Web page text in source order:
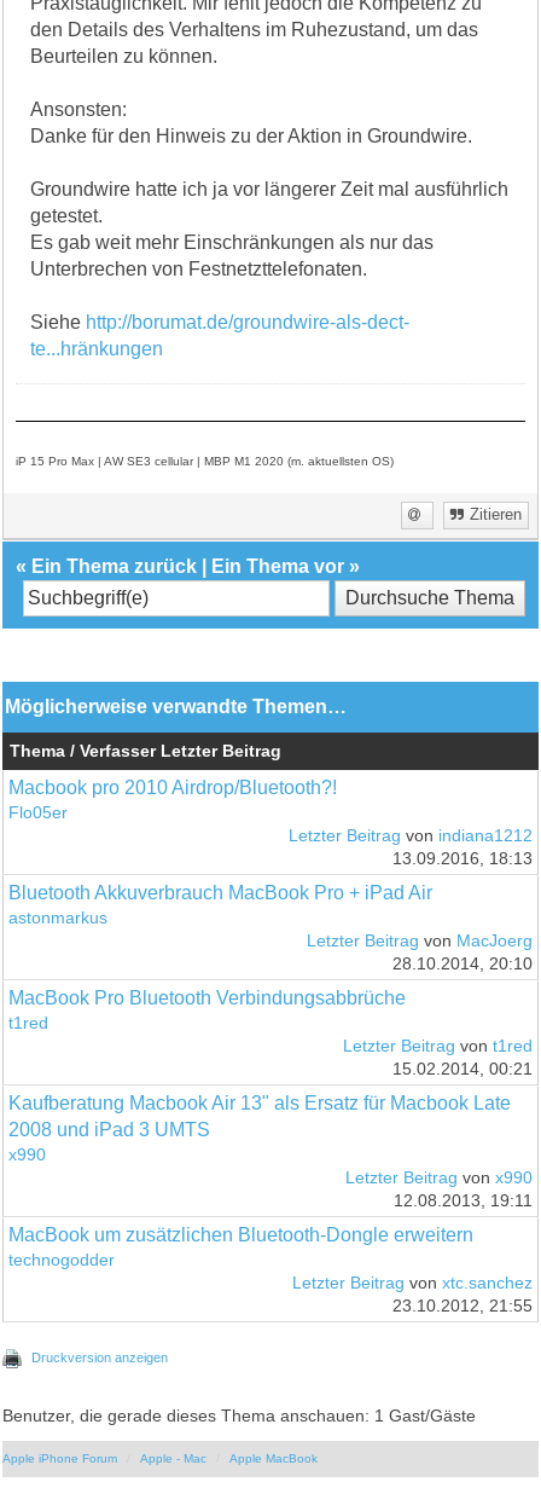
den Details des Verhaltens im Ruhezustand, um das
Beurteilen zu können.
Ansonsten:
Danke für den Hinweis zu der Aktion in Groundwire.
Groundwire hatte ich ja vor längerer Zeit mal ausführlich
getestet.
Es gab weit mehr Einschränkungen als nur das
Unterbrechen von Festnetzttelefonaten.
Siehe http://borumat.de/groundwire-als-dect-
te...hränkungen
iP 15 Pro Max | AW SE3 cellular | MBP M1 2020 (m. aktuellsten OS)
Zitieren
« Ein Thema zurück Ein Thema vor »
Möglicherweise verwandte Themen…
Thema / Verfasser Letzter Beitrag
Macbook pro 2010 Airdrop/Bluetooth?!
Flo05er
Letzter Beitrag von indiana1212
13.09.2016, 18:13
Bluetooth Akkuverbrauch MacBook Pro + iPad Air
astonmarkus
Letzter Beitrag von MacJoerg
28.10.2014, 20:10
MacBook Pro Bluetooth Verbindungsabbrüche
t1red
Letzter Beitrag von t1red
15.02.2014, 00:21
Kaufberatung Macbook Air 13" als Ersatz für Macbook Late
2008 und iPad 3 UMTS
x990
Letzter Beitrag von x990
12.08.2013, 19:11
MacBook um zusätzlichen Bluetooth-Dongle erweitern
technogodder
Letzter Beitrag von xtc.sanchez
23.10.2012, 21:55
Druckversion anzeigen
Benutzer, die gerade dieses Thema anschauen: 1 Gast/Gäste
Apple iPhone Forum Apple - Mac Apple MacBook